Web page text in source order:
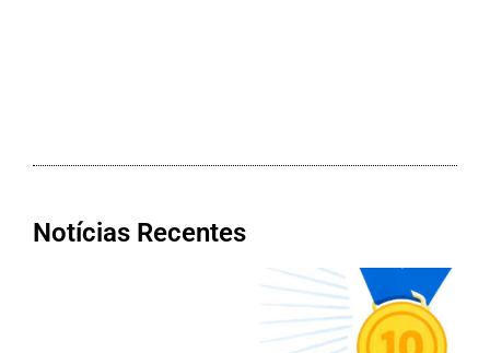
Notícias Recentes